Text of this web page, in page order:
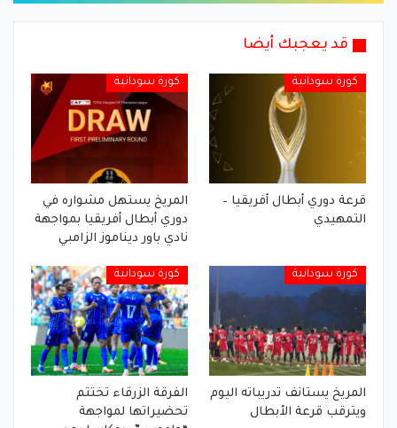
قد يعجبك أيضا
كورة سودانية
قرعة دوري أبطال أفريقيا –
التمهيدي
كورة سودانية
المريخ يستهل مشواره في
دوري أبطال أفريقيا بمواجهة
نادي باور ديناموز الزامبي
كورة سودانية
المريخ يستانف تدريباته اليوم
ويترقب قرعة الأبطال
كورة سودانية
الفرقة الزرقاء تختتم
تحضيراتها لمواجهة